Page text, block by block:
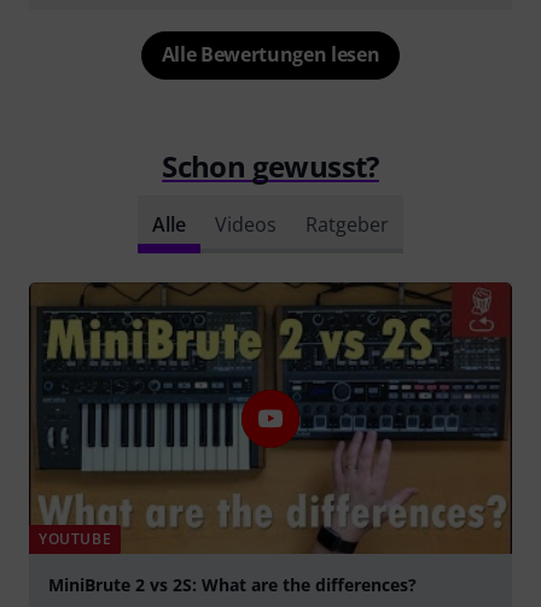
Alle Bewertungen lesen
Schon gewusst?
Alle Videos Ratgeber
YOUTUBE
MiniBrute 2 vs 2S: What are the differences?